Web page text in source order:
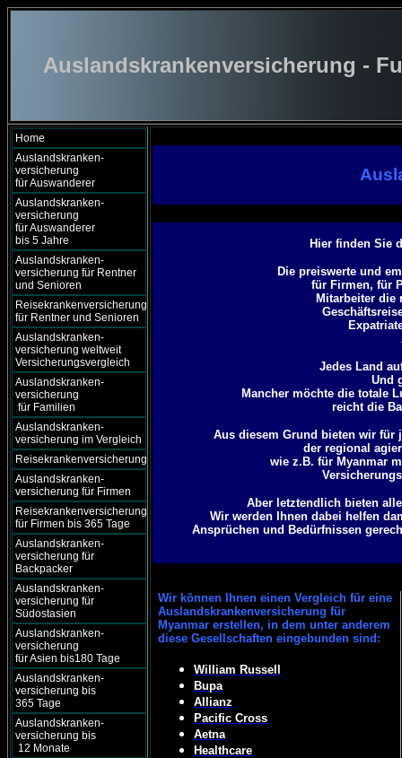
Auslandskrankenversicherung -
Home
Auslandskranken-
versicherung
für Auswanderer
Auslandskranken-
versicherung
für Auswanderer
bis 5 Jahre
Auslandskranken-
versicherung für Rentner
und Senioren
Reisekrankenversicherung
für Rentner und Senioren
Auslandskranken-
versicherung weltweit
Versicherungsvergleich
Auslandskranken-
versicherung
für Familien
Auslandskranken-
versicherung im Vergleich
Reisekrankenversicherung
Auslandskranken-
versicherung für Firmen
Reisekrankenversicherung
für Firmen bis 365 Tage
Auslandskranken-
versicherung für
Backpacker
Auslandskranken-
versicherung für
Südostasien
Auslandskranken-
versicherung
für Asien bis180 Tage
Auslandskranken-
versicherung bis
365 Tage
Auslandskranken-
versicherung bis
12 Monate
Hier finden Sie
Die preiswerte und
für Firmen, für
Mitarbeiter die
Jedes Land
Und
Mancher möchte die totale
reicht die
Aus diesem Grund bieten wir für
der regional
wie z.B. für Myanmar
Aber letztendlich bieten
Wir werden Ihnen dabei helfen
Ansprüchen und Bedürfnissen
Wir können Ihnen einen Vergleich für eine
Auslandskrankenversicherung für
Myanmar erstellen, in dem unter anderem
diese Gesellschaften eingebunden sind:
William Russell
Bupa
Allianz
Pacific Cross
Aetna
Healthcare